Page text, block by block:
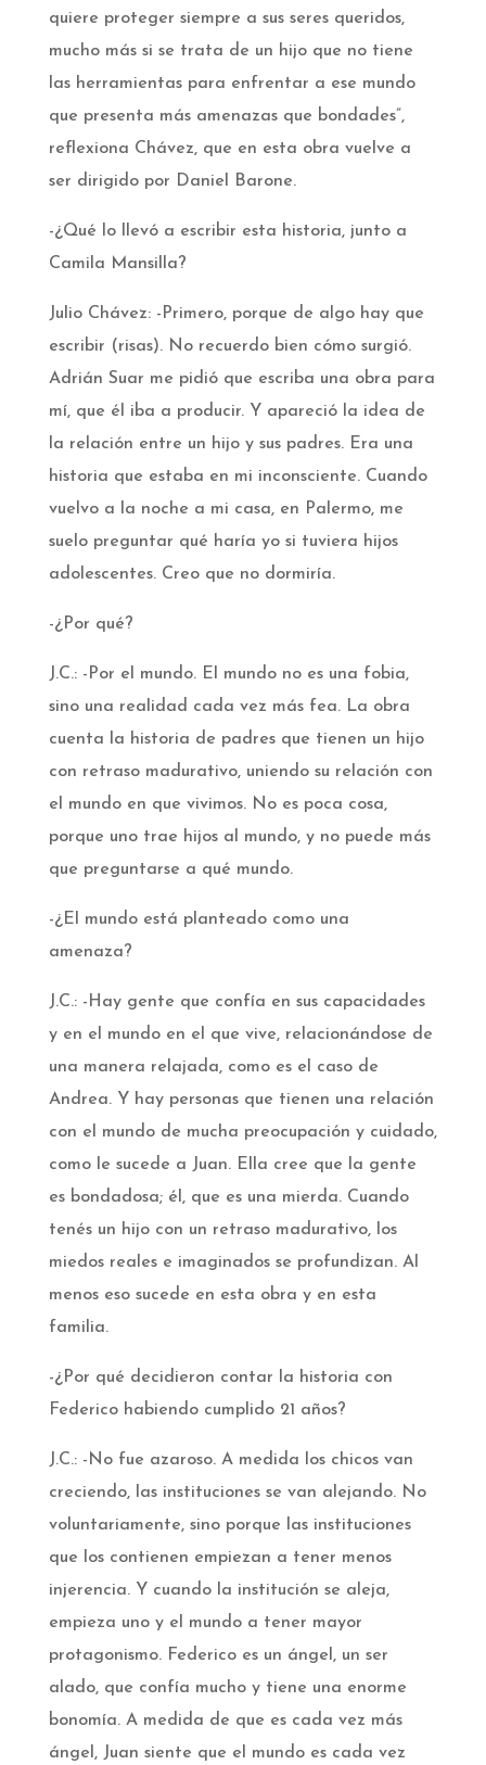
quiere proteger siempre a sus seres queridos,
mucho más si se trata de un hijo que no tiene
las herramientas para enfrentar a ese mundo
que presenta más amenazas que bondades”,
reflexiona Chávez, que en esta obra vuelve a
ser dirigido por Daniel Barone.
-¿Qué lo llevó a escribir esta historia, junto a
Camila Mansilla?
Julio Chávez: -Primero, porque de algo hay que
escribir (risas). No recuerdo bien cómo surgió.
Adrián Suar me pidió que escriba una obra para
mí, que él iba a producir. Y apareció la idea de
la relación entre un hijo y sus padres. Era una
historia que estaba en mi inconsciente. Cuando
vuelvo a la noche a mi casa, en Palermo, me
suelo preguntar qué haría yo si tuviera hijos
adolescentes. Creo que no dormiría.
-¿Por qué?
J.C.: -Por el mundo. El mundo no es una fobia,
sino una realidad cada vez más fea. La obra
cuenta la historia de padres que tienen un hijo
con retraso madurativo, uniendo su relación con
el mundo en que vivimos. No es poca cosa,
porque uno trae hijos al mundo, y no puede más
que preguntarse a qué mundo.
-¿El mundo está planteado como una
amenaza?
J.C.: -Hay gente que confía en sus capacidades
y en el mundo en el que vive, relacionándose de
una manera relajada, como es el caso de
Andrea. Y hay personas que tienen una relación
con el mundo de mucha preocupación y cuidado,
como le sucede a Juan. Ella cree que la gente
es bondadosa; él, que es una mierda. Cuando
tenés un hijo con un retraso madurativo, los
miedos reales e imaginados se profundizan. Al
menos eso sucede en esta obra y en esta
familia.
-¿Por qué decidieron contar la historia con
Federico habiendo cumplido 21 años?
J.C.: -No fue azaroso. A medida los chicos van
creciendo, las instituciones se van alejando. No
voluntariamente, sino porque las instituciones
que los contienen empiezan a tener menos
injerencia. Y cuando la institución se aleja,
empieza uno y el mundo a tener mayor
protagonismo. Federico es un ángel, un ser
alado, que confía mucho y tiene una enorme
bonomía. A medida de que es cada vez más
ángel, Juan siente que el mundo es cada vez